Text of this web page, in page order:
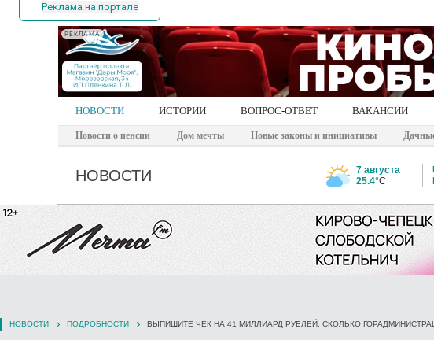
Реклама на портале
РЕКЛАМА
НОВОСТИ ИСТОРИИ ВОПРОС-ОТВЕТ ВАКАНСИИ
Новости о пенсии Дом мечты Новые законы и инициативы
НОВОСТИ
7 августа
25.4°C
НОВОСТИ ПОДРОБНОСТИ